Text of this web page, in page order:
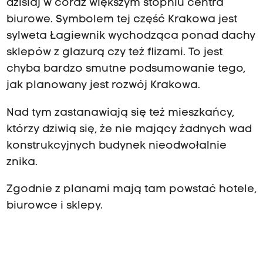
dzisiaj w coraz większym stopniu centra
biurowe. Symbolem tej część Krakowa jest
sylweta Łagiewnik wychodząca ponad dachy
sklepów z glazurą czy też flizami. To jest
chyba bardzo smutne podsumowanie tego,
jak planowany jest rozwój Krakowa.
Nad tym zastanawiają się też mieszkańcy,
którzy dziwią się, że nie mający żadnych wad
konstrukcyjnych budynek nieodwołalnie
znika.
Zgodnie z planami mają tam powstać hotele,
biurowce i sklepy.